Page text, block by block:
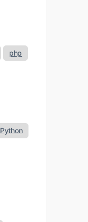
php
Python